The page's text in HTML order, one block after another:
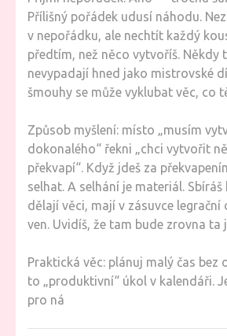
Přílišný pořádek udusí náhodu.
v nepořádku, ale nechtít každý
předtím, než něco vytvoříš. Někdy
nevypadají hned jako mistrovské
šmouhy se může vyklubat věc, co
Způsob myšlení: místo „musím
dokonalého“ řekni „chci vytvořit
překvapí“. Když jdeš za
selhat. A selhání je materiál. Sbíráš
dělají věci, mají v zásuvce legrační
ven. Uvidíš, že tam bude zrovna ta
Praktická věc: plánuj malý čas bez
to „produktivní“ úkol v kalendáři.
pro ná